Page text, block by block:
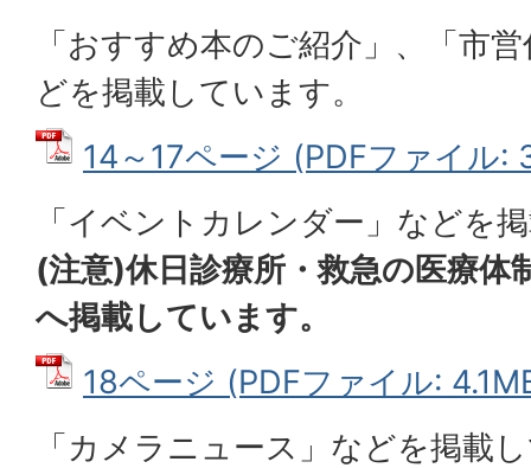
「おすすめ本のご紹介」、「市
どを掲載しています。
14～17ページ (PDFファイル:
「イベントカレンダー」などを
(注意)休日診療所・救急の医療体
へ掲載しています。
18ページ (PDFファイル:
「カメラニュース」などを掲載